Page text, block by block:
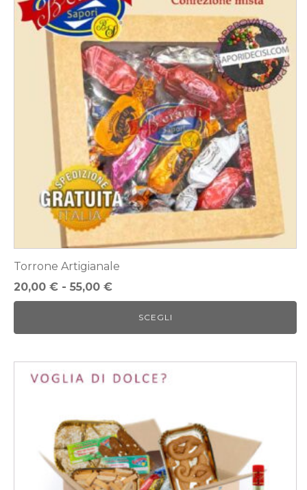
Torrone Artigianale
20,00 € - 55,00 €Fascia
di
prezzo:
da
a
SCEGLI
ha
più
varianti.
opzioni
prodotto